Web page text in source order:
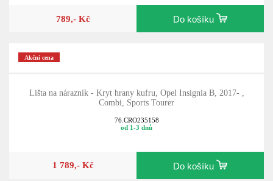
789,- Kč Do košíku
Akční cena
Lišta na nárazník - Kryt hrany kufru, Opel Insignia B, 2017- ,
Combi, Sports Tourer
76.CRO235158
od 1-3 dnů
1 789,- Kč Do košíku